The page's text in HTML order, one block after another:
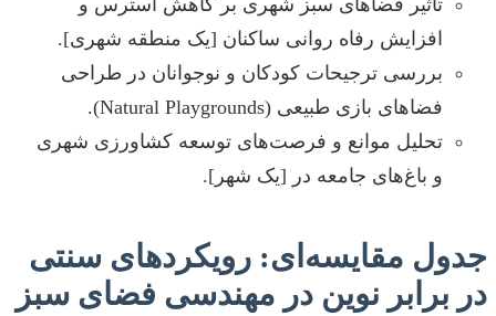
تأثیر فضاهای سبز شهری بر کاهش استرس و
افزایش رفاه روانی ساکنان [یک منطقه شهری].
بررسی ترجیحات کودکان و نوجوانان در طراحی
فضاهای بازی طبیعی (Natural Playgrounds).
تحلیل موانع و فرصت‌های توسعه کشاورزی شهری
و باغ‌های جامعه در [یک شهر].
جدول مقایسه‌ای: رویکردهای سنتی
در برابر نوین در مهندسی فضای سبز